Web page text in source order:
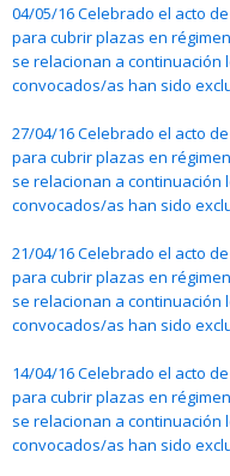
04/05/16 Celebrado el acto
para cubrir plazas en
se relacionan a
convocados/as han sido
27/04/16 Celebrado el acto
para cubrir plazas en
se relacionan a
convocados/as han sido
21/04/16 Celebrado el acto
para cubrir plazas en
se relacionan a
convocados/as han sido
14/04/16 Celebrado el acto
para cubrir plazas en
se relacionan a
convocados/as han sido